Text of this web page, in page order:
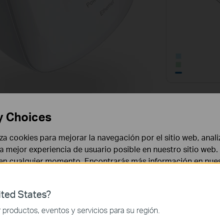
para montaje en pared del dispositivo facilita la
perfiles del TL-WA750RE recuerda las redes
reiniciar el dispositivo cuando se cambia de
States?
eventos y servicios para su región.
Choices
cookies para mejorar la navegación por el sitio web,
mejor experiencia de usuario posible en nuestro sitio
cualquier momento. Encontrarás más información en
para el funcionamiento del sitio web y no